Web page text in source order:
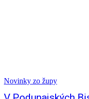
Novinky zo župy